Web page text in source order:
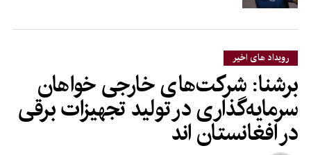
رویداد های اخیر
برشنا: شرکت‌های خارجی خواهان
سرمایه‌گذاری در تولید تجهیزات برقی
در افغانستان‌ اند